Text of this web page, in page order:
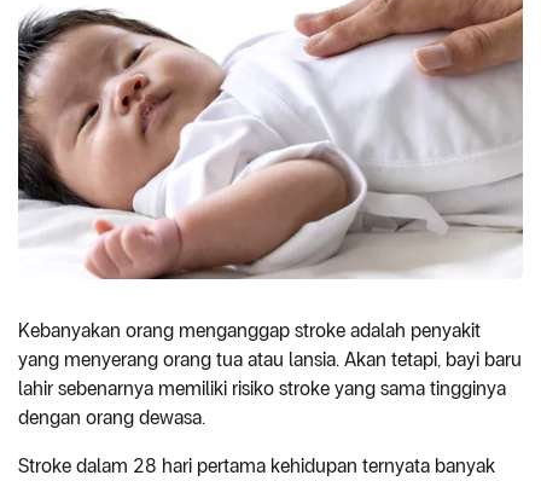
Kebanyakan orang menganggap stroke adalah penyakit
yang menyerang orang tua atau lansia. Akan tetapi, bayi baru
lahir sebenarnya memiliki risiko stroke yang sama tingginya
dengan orang dewasa.
Stroke dalam 28 hari pertama kehidupan ternyata banyak